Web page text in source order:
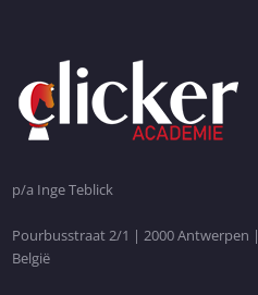
p/a Inge Teblick
Pourbusstraat 2/1 | 2000 Antwerpen |
België